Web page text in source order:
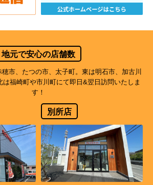
地元で安心の店舗数
市、たつの市、太子町。東は明石市、加古川
福崎町や市川町にて即日&翌日訪問いたしま
す！
別所店